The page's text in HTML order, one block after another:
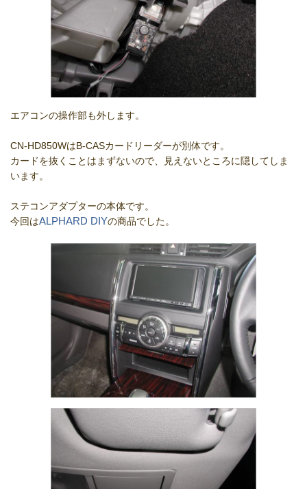
エアコンの操作部も外します。
CN-HD850WはB-CASカードリーダーが別体です。
カードを抜くことはまずないので、見えないところに隠してしま
います。
ステコンアダプターの本体です。
今回はALPHARD DIYの商品でした。